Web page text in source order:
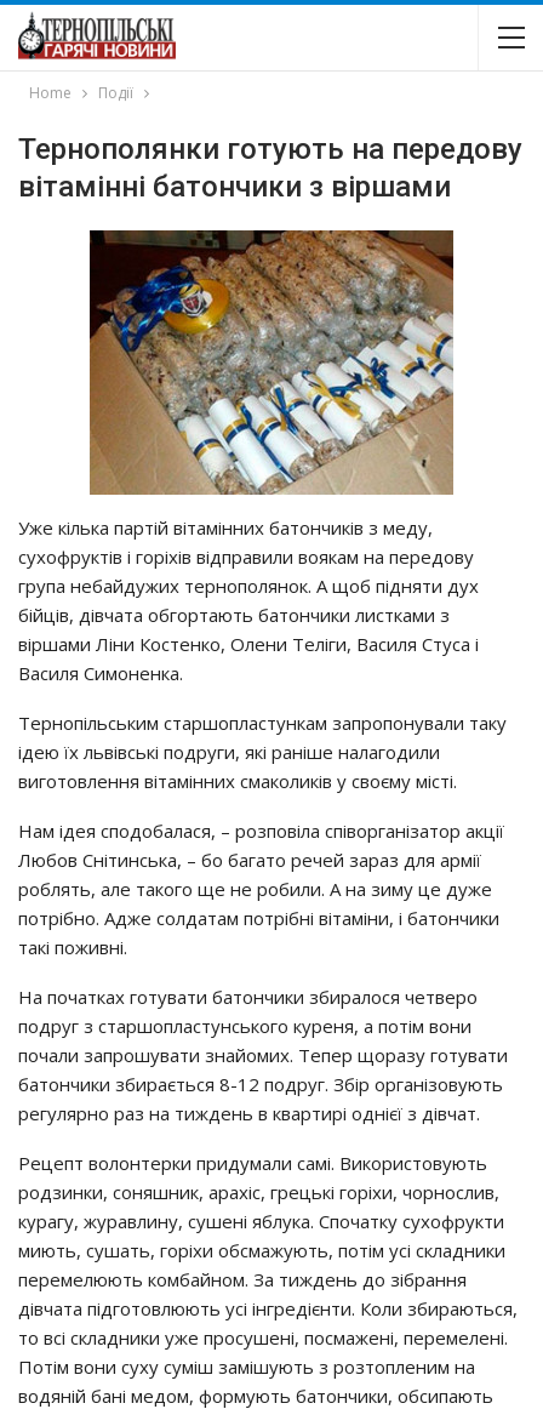
Home Події
Тернополянки готують на передову
вітамінні батончики з віршами
Уже кілька партій вітамінних батончиків з меду,
сухофруктів і горіхів відправили воякам на передову
група небайдужих тернополянок. А щоб підняти дух
бійців, дівчата обгортають батончики листками з
віршами Ліни Костенко, Олени Теліги, Василя Стуса і
Василя Симоненка.
Тернопільським старшопластункам запропонували таку
ідею їх львівські подруги, які раніше налагодили
виготовлення вітамінних смаколиків у своєму місті.
Нам ідея сподобалася, – розповіла співорганізатор акції
Любов Снітинська, – бо багато речей зараз для армії
роблять, але такого ще не робили. А на зиму це дуже
потрібно. Адже солдатам потрібні вітаміни, і батончики
такі поживні.
На початках готувати батончики збиралося четверо
подруг з старшопластунського куреня, а потім вони
почали запрошувати знайомих. Тепер щоразу готувати
батончики збирається 8-12 подруг. Збір організовують
регулярно раз на тиждень в квартирі однієї з дівчат.
Рецепт волонтерки придумали самі. Використовують
родзинки, соняшник, арахіс, грецькі горіхи, чорнослив,
курагу, журавлину, сушені яблука. Спочатку сухофрукти
миють, сушать, горіхи обсмажують, потім усі складники
перемелюють комбайном. За тиждень до зібрання
дівчата підготовлюють усі інгредієнти. Коли збираються,
то всі складники уже просушені, посмажені, перемелені.
Потім вони суху суміш замішують з розтопленим на
водяній бані медом, формують батончики, обсипають